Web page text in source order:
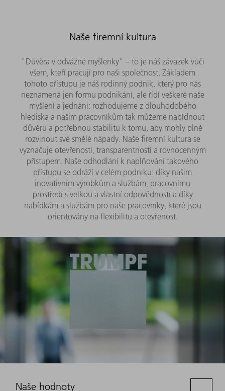
Naše firemní kultura
"Důvěra v odvážné myšlenky" – to je náš závazek vůči
všem, kteří pracují pro naši společnost. Základem
tohoto přístupu je náš rodinný podnik, který pro nás
neznamená jen formu podnikání, ale řídí veškeré naše
myšlení a jednání: rozhodujeme z dlouhodobého
hlediska a našim pracovníkům tak můžeme nabídnout
důvěru a potřebnou stabilitu k tomu, aby mohly plně
rozvinout své smělé nápady. Naše firemní kultura se
vyznačuje otevřeností, transparentností a rovnocenným
přístupem. Naše odhodlání k naplňování takového
přístupu se odráží v celém podniku: díky našim
inovativním výrobkům a službám, pracovnímu
prostředí s velkou a vlastní odpovědností a díky
nabídkám a službám pro naše pracovníky, které jsou
orientovány na flexibilitu a otevřenost.
Naše hodnoty